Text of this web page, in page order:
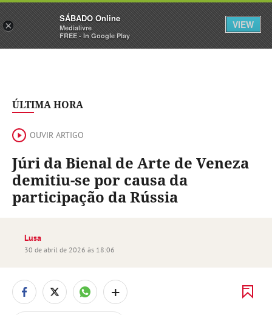
Sábado Assine Iniciar Sessão
ÚLTIMA HORA
OUVIR ARTIGO
Júri da Bienal de Arte de Veneza
demitiu-se por causa da
participação da Rússia
Lusa
30 de abril de 2026 às 18:06
+
×
SÁBADO Online
Medialivre
FREE - In Google Play
VIEW